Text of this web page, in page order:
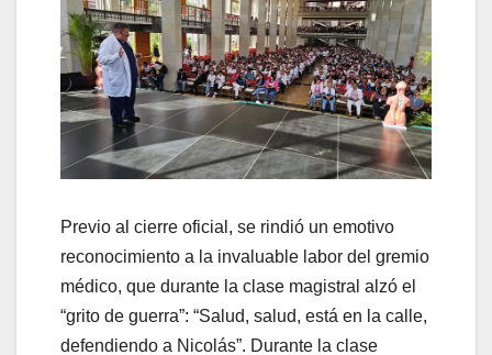
Previo al cierre oficial, se rindió un emotivo
reconocimiento a la invaluable labor del gremio
médico, que durante la clase magistral alzó el
“grito de guerra”: “Salud, salud, está en la calle,
defendiendo a Nicolás”. Durante la clase